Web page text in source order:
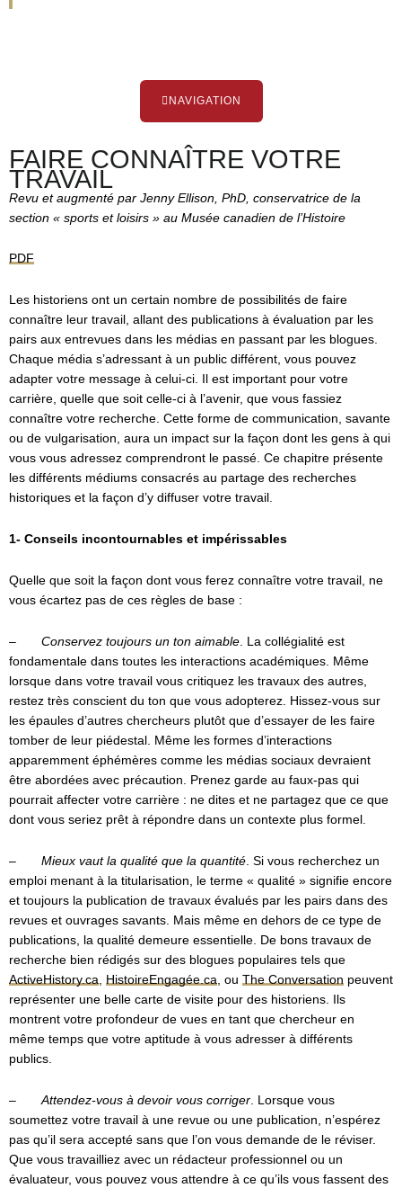
NAVIGATION
FAIRE CONNAÎTRE VOTRE
TRAVAIL
Revu et augmenté par Jenny Ellison, PhD, conservatrice de la
section « sports et loisirs » au Musée canadien de l’Histoire
PDF
Les historiens ont un certain nombre de possibilités de faire
connaître leur travail, allant des publications à évaluation par les
pairs aux entrevues dans les médias en passant par les blogues.
Chaque média s’adressant à un public différent, vous pouvez
adapter votre message à celui-ci. Il est important pour votre
carrière, quelle que soit celle-ci à l’avenir, que vous fassiez
connaître votre recherche. Cette forme de communication, savante
ou de vulgarisation, aura un impact sur la façon dont les gens à qui
vous vous adressez comprendront le passé. Ce chapitre présente
les différents médiums consacrés au partage des recherches
historiques et la façon d’y diffuser votre travail.
1- Conseils incontournables et impérissables
Quelle que soit la façon dont vous ferez connaître votre travail, ne
vous écartez pas de ces règles de base :
– Conservez toujours un ton aimable. La collégialité est
fondamentale dans toutes les interactions académiques. Même
lorsque dans votre travail vous critiquez les travaux des autres,
restez très conscient du ton que vous adopterez. Hissez-vous sur
les épaules d’autres chercheurs plutôt que d’essayer de les faire
tomber de leur piédestal. Même les formes d’interactions
apparemment éphémères comme les médias sociaux devraient
être abordées avec précaution. Prenez garde au faux-pas qui
pourrait affecter votre carrière : ne dites et ne partagez que ce que
dont vous seriez prêt à répondre dans un contexte plus formel.
– Mieux vaut la qualité que la quantité. Si vous recherchez un
emploi menant à la titularisation, le terme « qualité » signifie encore
et toujours la publication de travaux évalués par les pairs dans des
revues et ouvrages savants. Mais même en dehors de ce type de
publications, la qualité demeure essentielle. De bons travaux de
recherche bien rédigés sur des blogues populaires tels que
ActiveHistory.ca, HistoireEngagée.ca, ou The Conversation peuvent
représenter une belle carte de visite pour des historiens. Ils
montrent votre profondeur de vues en tant que chercheur en
même temps que votre aptitude à vous adresser à différents
publics.
–Attendez-vous à devoir vous corriger. Lorsque vous
soumettez votre travail à une revue ou une publication, n’espérez
pas qu’il sera accepté sans que l’on vous demande de le réviser.
Que vous travailliez avec un rédacteur professionnel ou un
évaluateur, vous pouvez vous attendre à ce qu’ils vous fassent des